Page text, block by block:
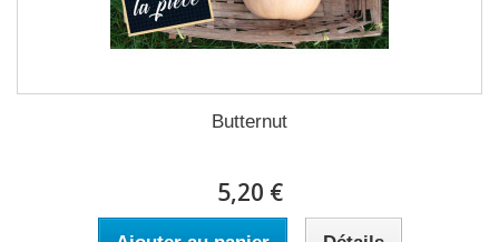
Butternut
5,20 €